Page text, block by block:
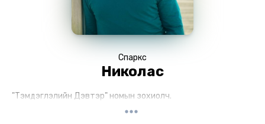
Спаркс
Николас
"Тэмдэглэлийн Дэвтэр" номын зохиолч.